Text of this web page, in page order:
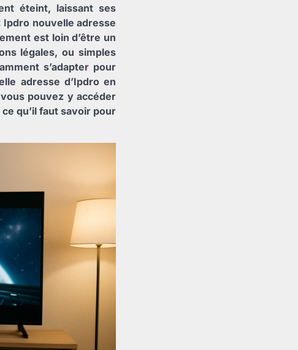
éteint, laissant ses
nouvelle adresse
est loin d’être un
légales, ou simples
s’adapter pour
adresse d’Ipdro en
pouvez y accéder
qu’il faut savoir pour